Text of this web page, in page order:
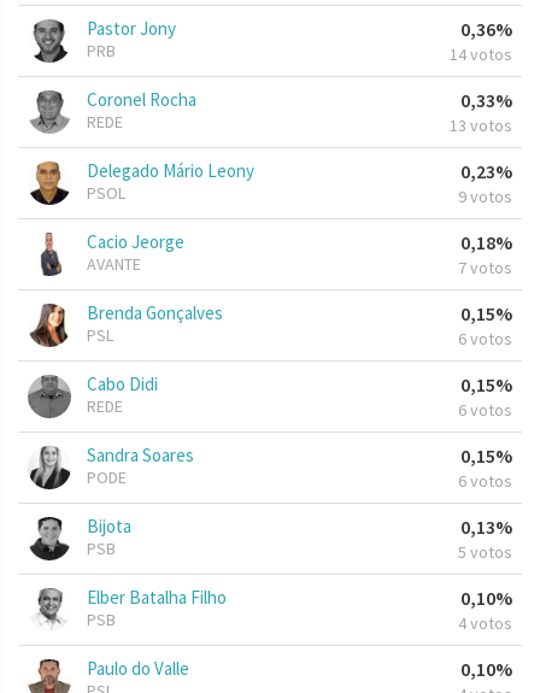
Pastor Jony
PRB
0,36%
14 votos
Coronel Rocha
REDE
0,33%
13 votos
Delegado Mário Leony
PSOL
0,23%
9 votos
Cacio Jeorge
AVANTE
0,18%
7 votos
Brenda Gonçalves
PSL
0,15%
6 votos
Cabo Didi
REDE
0,15%
6 votos
Sandra Soares
PODE
0,15%
6 votos
Bijota
PSB
0,13%
5 votos
Elber Batalha Filho
PSB
0,10%
4 votos
Paulo do Valle 0,10%